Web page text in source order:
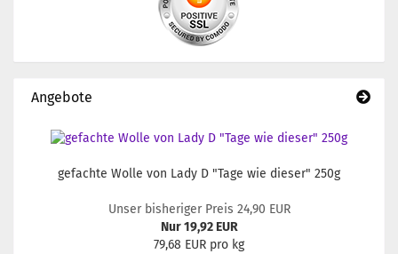
Angebote
gefachte Wolle von Lady D "Tage wie dieser" 250g
Unser bisheriger Preis 24,90 EUR
Nur 19,92 EUR
79,68 EUR pro kg